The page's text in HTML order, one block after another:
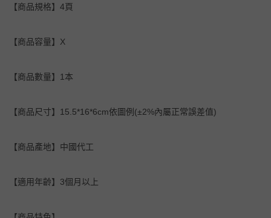
【商品規格】4頁
【商品容量】X
【商品數量】1本
【商品尺寸】15.5*16*6cm依圖例(±2%內屬正常誤差值)
【商品產地】中國代工
【適用年齡】3個月以上